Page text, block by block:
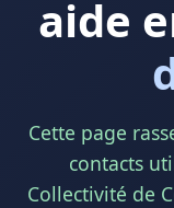
aide
Cette page
contacts
Collectivité de